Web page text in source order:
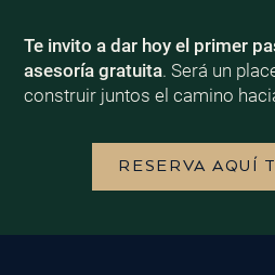
Te invito a dar hoy el primer
asesoría gratuita. Será un
construir juntos el camino
RESERVA AQUÍ